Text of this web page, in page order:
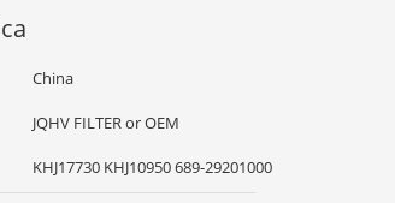
China
JQHV FILTER or OEM
KHJ17730 KHJ10950 689-29201000